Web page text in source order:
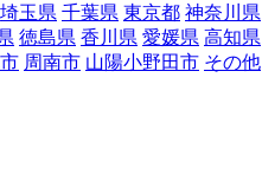
埼玉県 千葉県 東京都 神奈川県
徳島県 香川県 愛媛県 高知県
周南市 山陽小野田市 その他